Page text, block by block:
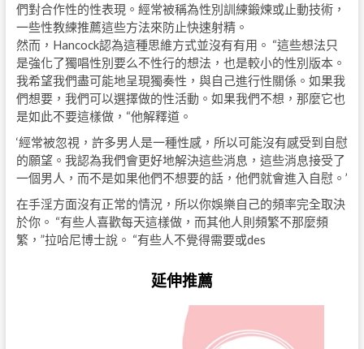
們對合作性的性表現。經常被稱為性別訓練鍛煉或止動技術，
一些性教練推薦這些方法來防止快速射精。
然而，Hancock認為這種思維方式並沒有有用。 “這些想法只
是強化了獨唱性別要么不性行的想法，也是較小的性別版本。
我希望我們盡可能地呈現獨奏性，與自己進行性關係。如果我
們想要，我們可以選擇做的性活動。如果我們不想，那麼它也
是如此不要這樣做，“他解釋道。
‘經常被忽視，許多男人是一種性感，所以可能沒有感受到自慰
的願望。我認為我們會更好地解決這些消息，這些消息接受了
一個男人，而不是如果他們不想要的話，他們就會進入自慰。’
在手淫方面沒有正常的情況，所以你娛樂自己的頻率完全取決
於你。 “有些人喜歡每天這樣做，而其他人則頻繁不那麼頻
繁，”拉哈尼博士說。 “有些人不覺得需要或des
延伸推薦